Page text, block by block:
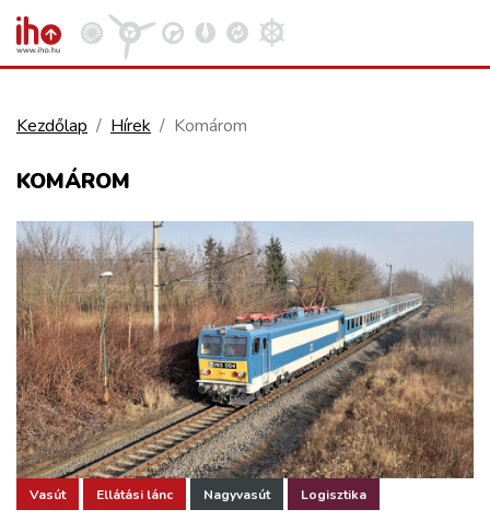
VASÚT
KÖZÚT
REPÜLÉS
KÖZLEKEDÉSFEJLESZTÉS
ELLÁTÁSI LÁNC
ZÖLDÚT
Kezdőlap Hírek Komárom
KOMÁROM
Vasút Ellátási lánc Nagyvasút Logisztika